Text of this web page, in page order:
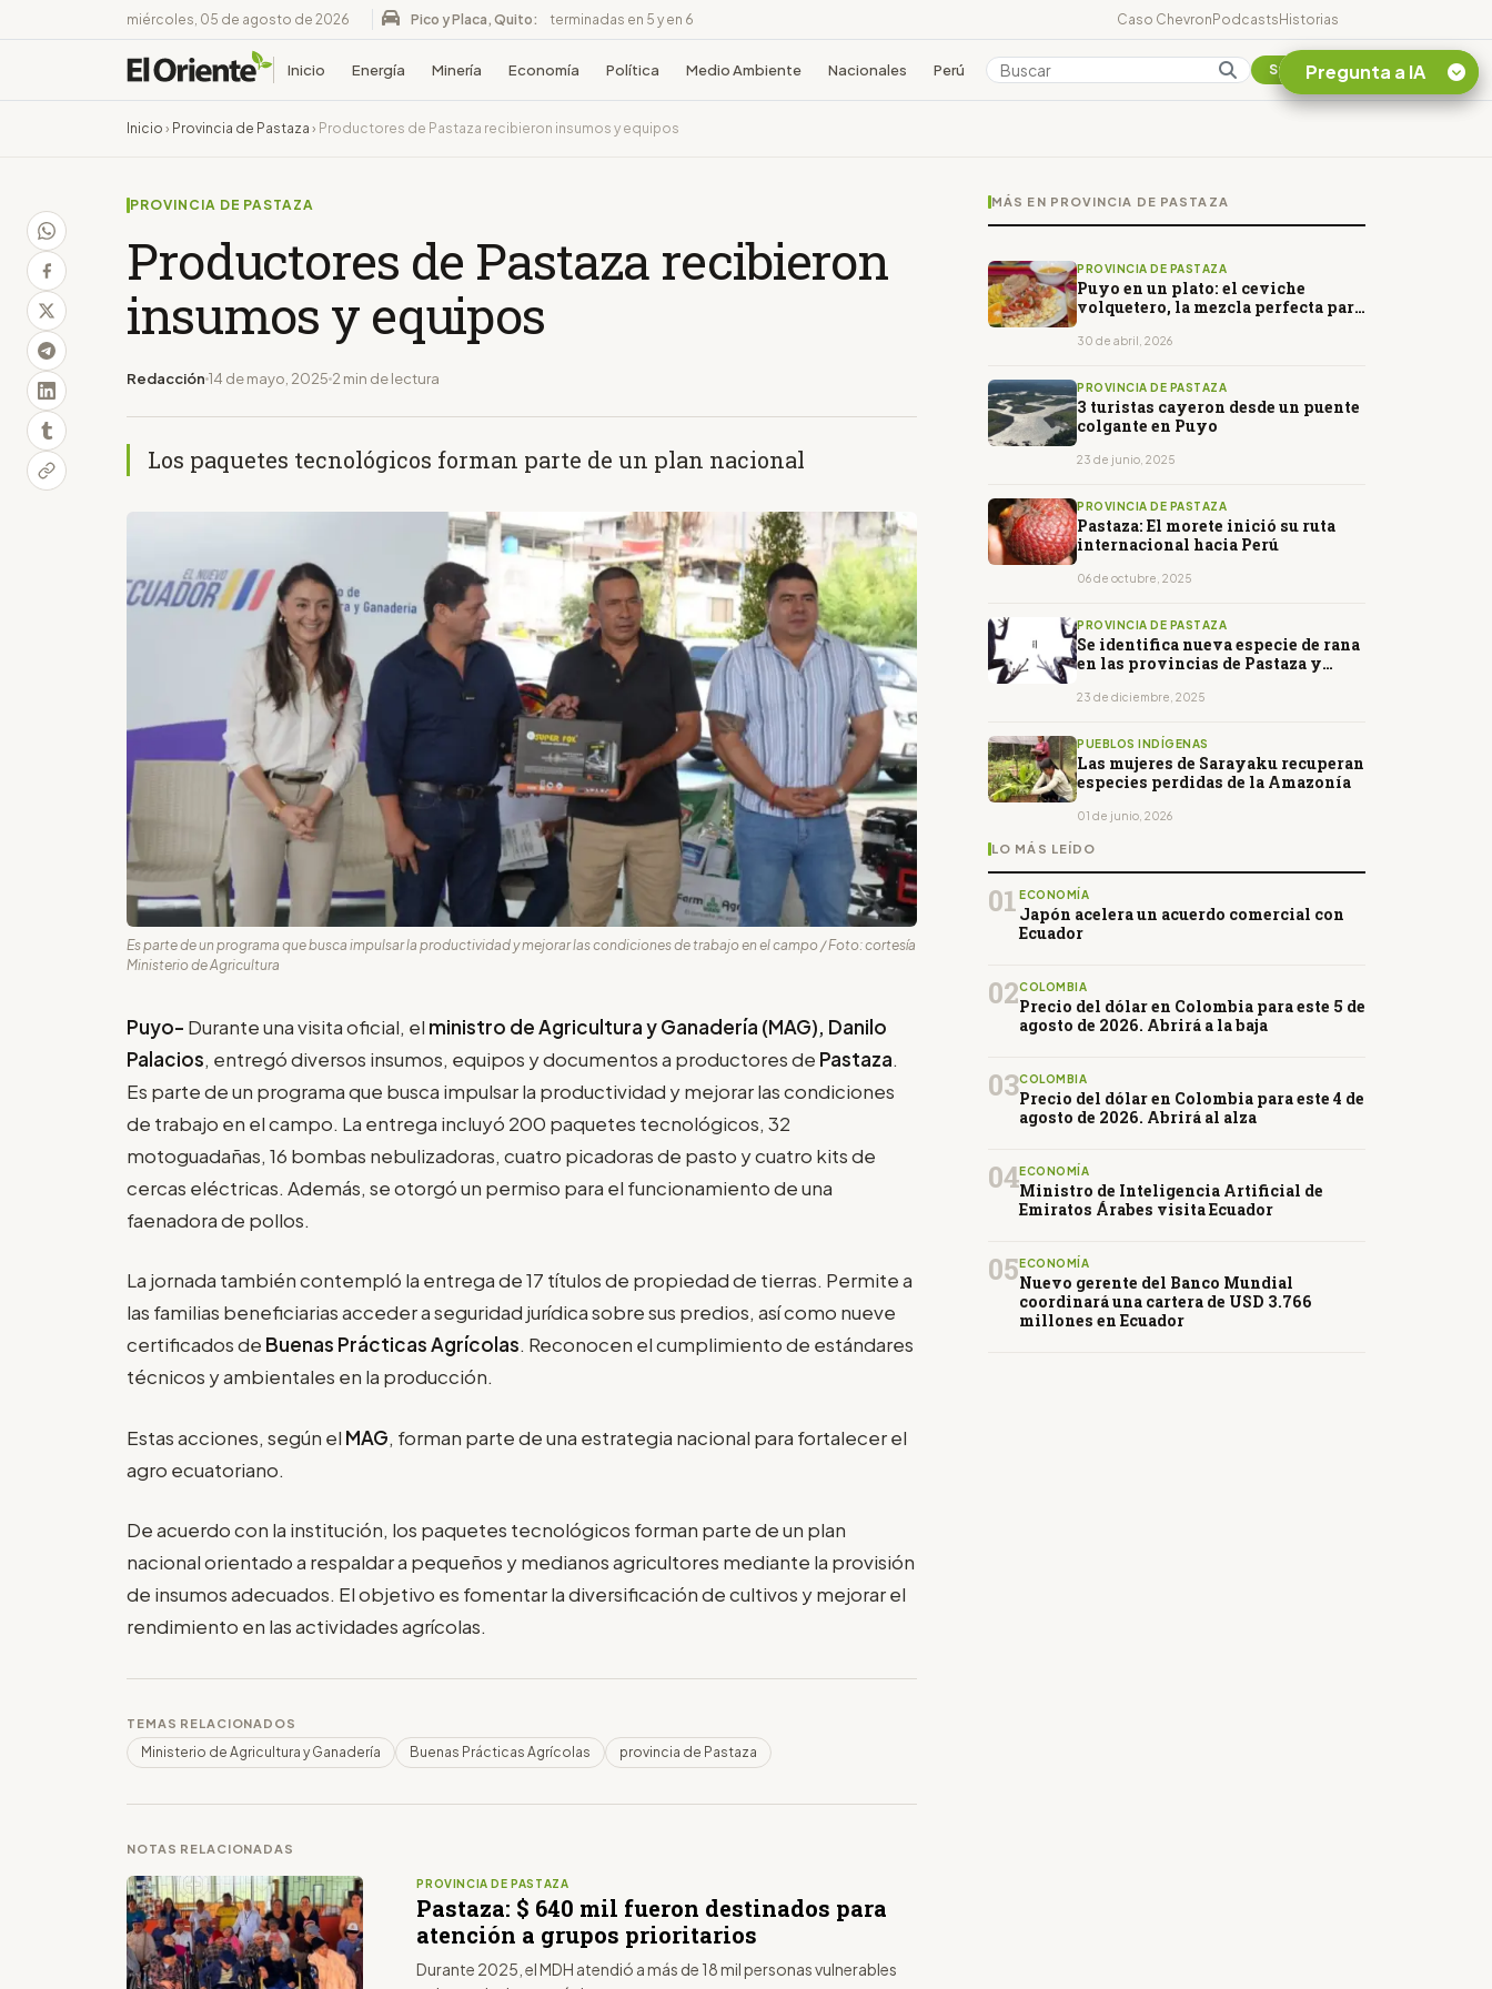
miércoles, 05 de agosto de 2026 Pico y Placa, Quito: terminadas en 5 y en 6 Caso ChevronPodcastsHistorias
Inicio Energía Minería Economía Política Medio Ambiente Nacionales Perú Colombia Suscribirse
Inicio › Provincia de Pastaza › Productores de Pastaza recibieron insumos y equipos
PROVINCIA DE PASTAZA
Productores de Pastaza recibieron
insumos y equipos
Redacción 14 de mayo, 2025 2 min de lectura
Los paquetes tecnológicos forman parte de un plan nacional
Es parte de un programa que busca impulsar la productividad y mejorar las condiciones de trabajo en el campo / Foto: cortesía
Ministerio de Agricultura
Puyo- Durante una visita oficial, el ministro de Agricultura y Ganadería (MAG), Danilo
Palacios, entregó diversos insumos, equipos y documentos a productores de Pastaza.
Es parte de un programa que busca impulsar la productividad y mejorar las condiciones
de trabajo en el campo. La entrega incluyó 200 paquetes tecnológicos, 32
motoguadañas, 16 bombas nebulizadoras, cuatro picadoras de pasto y cuatro kits de
cercas eléctricas. Además, se otorgó un permiso para el funcionamiento de una
faenadora de pollos.
La jornada también contempló la entrega de 17 títulos de propiedad de tierras. Permite a
las familias beneficiarias acceder a seguridad jurídica sobre sus predios, así como nueve
certificados de Buenas Prácticas Agrícolas. Reconocen el cumplimiento de estándares
técnicos y ambientales en la producción.
Estas acciones, según el MAG, forman parte de una estrategia nacional para fortalecer el
agro ecuatoriano.
De acuerdo con la institución, los paquetes tecnológicos forman parte de un plan
nacional orientado a respaldar a pequeños y medianos agricultores mediante la provisión
de insumos adecuados. El objetivo es fomentar la diversificación de cultivos y mejorar el
rendimiento en las actividades agrícolas.
TEMAS RELACIONADOS
Ministerio de Agricultura y Ganadería Buenas Prácticas Agrícolas provincia de Pastaza
NOTAS RELACIONADAS
PROVINCIA DE PASTAZA
Pastaza: $ 640 mil fueron destinados para
atención a grupos prioritarios
Durante 2025, el MDH atendió a más de 18 mil personas vulnerables
MÁS EN PROVINCIA DE PASTAZA
PROVINCIA DE PASTAZA
Puyo en un plato: el ceviche
volquetero, la mezcla perfecta para
30 de abril, 2026
PROVINCIA DE PASTAZA
3 turistas cayeron desde un puente
colgante en Puyo
23 de junio, 2025
PROVINCIA DE PASTAZA
Pastaza: El morete inició su ruta
internacional hacia Perú
06 de octubre, 2025
PROVINCIA DE PASTAZA
Se identifica nueva especie de rana
en las provincias de Pastaza y
23 de diciembre, 2025
PUEBLOS INDÍGENAS
Las mujeres de Sarayaku recuperan
especies perdidas de la Amazonía
01 de junio, 2026
LO MÁS LEÍDO
01 ECONOMÍA
Japón acelera un acuerdo comercial con
Ecuador
02COLOMBIA
Precio del dólar en Colombia para este 5 de
agosto de 2026. Abrirá a la baja
03COLOMBIA
Precio del dólar en Colombia para este 4 de
agosto de 2026. Abrirá al alza
04ECONOMÍA
Ministro de Inteligencia Artificial de
Emiratos Árabes visita Ecuador
05 ECONOMÍA
Nuevo gerente del Banco Mundial
coordinará una cartera de USD 3.766
millones en Ecuador
Pregunta a IA
¿En que consiste la